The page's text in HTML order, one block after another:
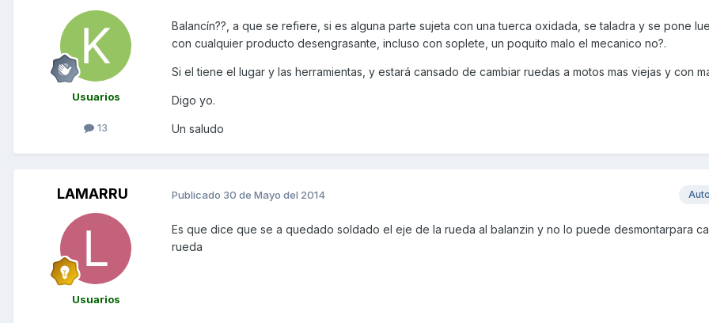
Usuarios
13
Balancín??, a que se refiere, si es alguna parte sujeta con una tuerca oxidada, se taladra y se pone
con cualquier producto desengrasante, incluso con soplete, un poquito malo el mecanico no?.
Si el tiene el lugar y las herramientas, y estará cansado de cambiar ruedas a motos mas viejas y con
Digo yo.
Un saludo
LAMARRU
Usuarios
Publicado 30 de Mayo del 2014
Es que dice que se a quedado soldado el eje de la rueda al balanzin y no lo puede desmontarpara
rueda